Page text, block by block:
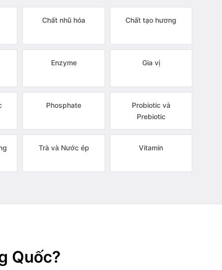
Chất nhũ hóa Chất tạo hương
Enzyme Gia vị
Phosphate
Probiotic và
Prebiotic
Trà và Nước ép Vitamin
Quốc?